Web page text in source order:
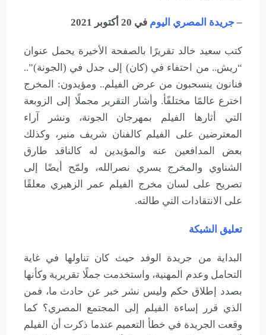
–جريدة المصري اليومفي 20 أكتوبر 2021
كتب سعيد خالد تقريرًا بالصفحة الأخيرة يحمل عنوان
“ريش.. من احتفاء في (كان) إلى جدل في (الجونة)”..
فنانون ينسحبون من عرض الفيلم.. ومؤيدون: المخرج
اخترع عالمًا مختلفًأ. وأشار التقرير مجملًا إلى الزوبعة
التي أثارها الفيلم بمهرجان الجونة، ونشر آراء
المعترضين على الفيلم كالفنان شريف منير، وكذلك
بعض المدافعين عنه والمؤيدين له كالناقد طارق
الشناوي والمخرج يسري نصرالله، ولمّح أيضًا إلى
تصريح على لسان مخرج الفيلم عمر الزهيري معلقًا
على الانتقادات التي طالته.
تعليق الشبكة
البداية من جريدة الوفد حيث كان تناولها في غاية
التحامل وعدم المهنية، واستخدمت جملًا تقريرية وكأنها
بصدد إطلاق حكم وليس نشر خبر عن حادث ما، فمن
الذي قرر إساءة الفيلم إلى المجتمع المصري؟ كما
وقعت الجريدة في خطأ التعميم عندما ذكرت أن الفيلم